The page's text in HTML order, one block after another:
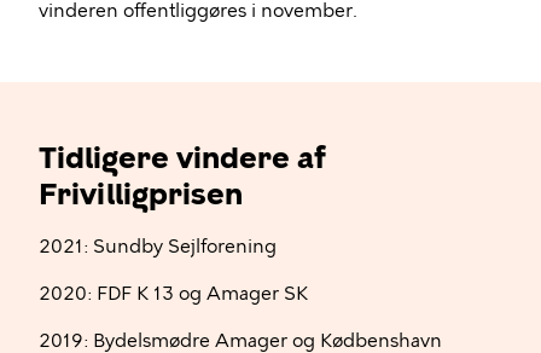
vinderen offentliggøres i november.
Tidligere vindere af
Frivilligprisen
2021: Sundby Sejlforening
2020: FDF K 13 og Amager SK
2019: Bydelsmødre Amager og Kødbenshavn